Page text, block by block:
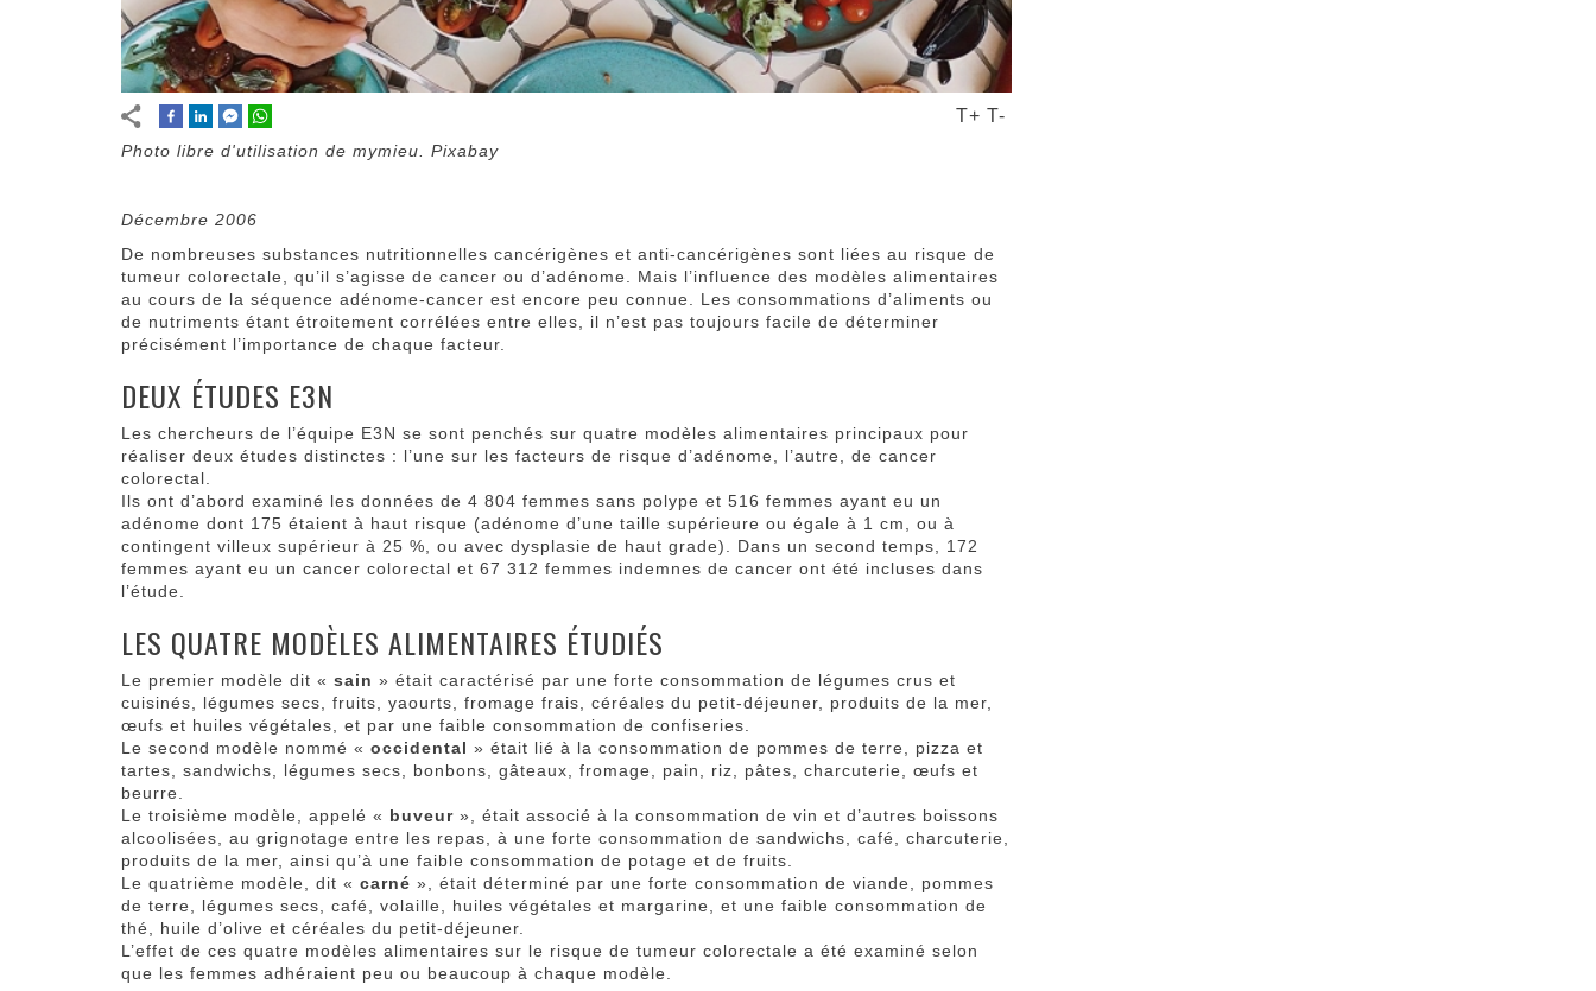
T+ T-
Photo libre d'utilisation de mymieu. Pixabay
Décembre 2006
De nombreuses substances nutritionnelles cancérigènes et anti-cancérigènes sont liées au risque de
tumeur colorectale, qu’il s’agisse de cancer ou d’adénome. Mais l’influence des modèles alimentaires
au cours de la séquence adénome-cancer est encore peu connue. Les consommations d’aliments ou
de nutriments étant étroitement corrélées entre elles, il n’est pas toujours facile de déterminer
précisément l’importance de chaque facteur.
DEUX ÉTUDES E3N
Les chercheurs de l’équipe E3N se sont penchés sur quatre modèles alimentaires principaux pour
réaliser deux études distinctes : l’une sur les facteurs de risque d’adénome, l’autre, de cancer
colorectal.
Ils ont d’abord examiné les données de 4 804 femmes sans polype et 516 femmes ayant eu un
adénome dont 175 étaient à haut risque (adénome d’une taille supérieure ou égale à 1 cm
, ou à
contingent villeux supérieur à 25 %, ou avec dysplasie de haut grade). Dans un second temps, 172
femmes ayant eu un cancer colorectal et 67 312 femmes indemnes de cancer ont été incluses dans
l’étude.
LES QUATRE MODÈLES ALIMENTAIRES ÉTUDIÉS
Le premier modèle dit « sain » était caractérisé par une forte consommation de légumes crus et
cuisinés, légumes secs, fruits, yaourts, fromage frais, céréales du petit-déjeuner, produits de la mer,
œufs et huiles végétales, et par une faible consommation de confiseries.
Le second modèle nommé « occidental » était lié à la consommation de pommes de terre, pizza et
tartes, sandwichs, légumes secs, bonbons, gâteaux, fromage, pain, riz, pâtes, charcuterie, œufs et
beurre.
Le troisième modèle, appelé « buveur », était associé à la consommation de vin et d’autres boissons
alcoolisées, au grignotage entre les repas, à une forte consommation de sandwichs, café, charcuterie,
produits de la mer, ainsi qu’à une faible consommation de potage et de fruits.
Le quatrième modèle, dit « carné », était déterminé par une forte consommation de viande, pommes
de terre, légumes secs, café, volaille, huiles végétales et margarine, et une faible consommation de
thé, huile d’olive et céréales du petit-déjeuner.
L’effet de ces quatre modèles alimentaires sur le risque de tumeur colorectale a été examiné selon
que les femmes adhéraient peu ou beaucoup à chaque modèle.